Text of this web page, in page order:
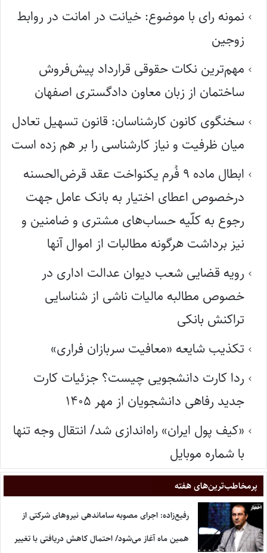
نمونه رای با موضوع: خیانت در امانت در روابط
زوجین
مهم‌ترین نکات حقوقی قرارداد پیش‌فروش
ساختمان از زبان معاون دادگستری اصفهان
سخنگوی کانون کارشناسان: قانون تسهیل تعادل
میان ظرفیت و نیاز کارشناسی را بر هم زده است
ابطال ماده ۹ فُرم یکنواخت عقد قرض‌الحسنه
درخصوص اعطای اختیار به بانک عامل جهت
رجوع به کلّیه حساب‌های مشتری و ضامنین و
نیز برداشت هرگونه مطالبات از اموال آنها
رویه قضایی شعب دیوان عدالت اداری در
خصوص مطالبه مالیات ناشی از شناسایی
تراکنش بانکی
تکذیب شایعه «معافیت سربازان فراری»
ردا کارت دانشجویی چیست؟ جزئیات کارت
جدید رفاهی دانشجویان از مهر ۱۴۰۵
«کیف پول ایران» راه‌اندازی شد/ انتقال وجه تنها
با شماره موبایل
پر‌مخاطب‌ترین‌های هفته
رفیع‌زاده: اجرای مصوبه ساماندهی نیروهای شرکتی از
همین ماه آغاز می‌شود/ احتمال کاهش دریافتی با تغییر